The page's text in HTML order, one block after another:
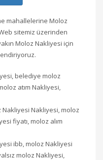
mahallelerine Moloz
sitemiz üzerinden
Moloz Nakliyesi için
belediye moloz
atım Nakliyesi,
Nakliyesi, moloz
fiyatı, moloz alım
ibb, moloz Nakliyesi
moloz Nakliyesi,